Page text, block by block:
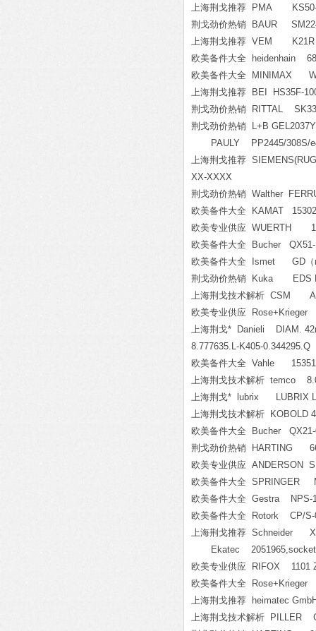
上海荆戈推荐 PMA KS50-
荆戈劲价热销 BAUR
上海荆戈推荐 VEM K21R
欧美备件大全 heidenhain
欧美备件大全 MINIMAX
上海荆戈推荐 BEI HS35F-
荆戈劲价热销 RITTAL
荆戈劲价热销 L+B
PAULY PP2445/308S/
上海荆戈推荐
XX-XXXX
荆戈劲价热销 Walther
欧美备件大全 KAMAT
欧美专业供应 WUERTH
欧美备件大全 Bucher QX51-
欧美备件大全 Ismet GD（
荆戈劲价热销 Kuka EDS
上海荆戈技术解析 CSM
欧美专业供应
上海荆戈* Danieli DIAM.
8.777635.L-K405-0.344295.Q
欧美备件大全 Vahle
上海荆戈技术解析 temco
上海荆戈* lubrix LUBRIX
上海荆戈技术解析 KOBOLD
欧美备件大全 Bucher QX21-
荆戈劲价热销 HARTING 66
欧美专业供应 ANDERSON
欧美备件大全 SPRINGER
欧美备件大全 Gestra NPS-
欧美备件大全 Rotork CP/S-
上海荆戈推荐 Schneider
Ekatec 2051965,socket
欧美专业供应 RIFOX 1101
欧美备件大全
上海荆戈推荐 heimatec
上海荆戈技术解析 PILLER